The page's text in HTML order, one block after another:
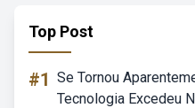
Top Post
#1 Se Tornou
Tecnologia Excedeu